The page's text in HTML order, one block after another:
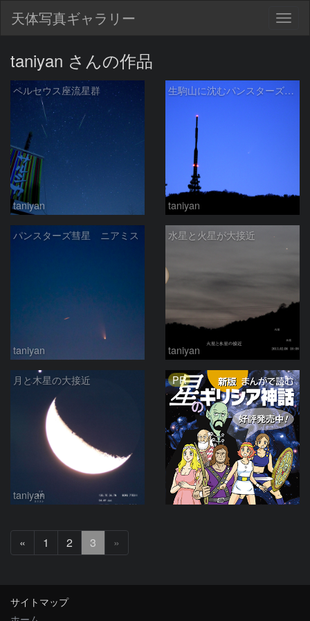
天体写真ギャラリー
taniyan さんの作品
ペルセウス座流星群
taniyan
生駒山に沈むパンスターズ彗星
taniyan
パンスターズ彗星 ニアミス
taniyan
水星と火星が大接近
taniyan
月と木星の大接近
taniyan
PR
«
へ
1 2 3 »
サイトマップ